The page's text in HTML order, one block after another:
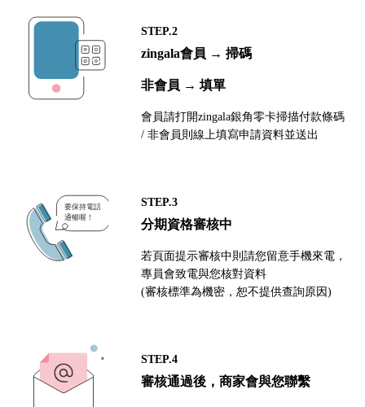
STEP.2
zingala會員 → 掃碼
非會員 → 填單
會員請打開zingala銀角零卡掃描付款條碼
/ 非會員則線上填寫申請資料並送出
STEP.3
分期資格審核中
若頁面提示審核中則請您留意手機來電，
專員會致電與您核對資料
(審核標準為機密，恕不提供查詢原因)
STEP.4
審核通過後，商家會與您聯繫